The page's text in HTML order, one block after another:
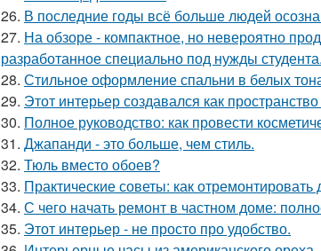
26. В последние годы всё больше людей
27. На обзоре - компактное, но невероятно
разработанное специально под нужды студента.
28. Стильное оформление спальни в белых
29. Этот интерьер создавался как
30. Полное руководство: как провести
31. Джапанди - это больше, чем стиль.
32. Тюль вместо обоев?
33. Практические советы: как
34. С чего начать ремонт в частном доме:
35. Этот интерьер - не просто про удобство.